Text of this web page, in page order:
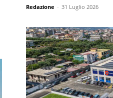
Redazione - 31 Luglio 2026